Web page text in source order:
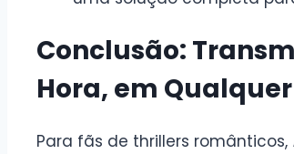
Conclusão:
Hora, em
Para fãs de thrillers românticos,